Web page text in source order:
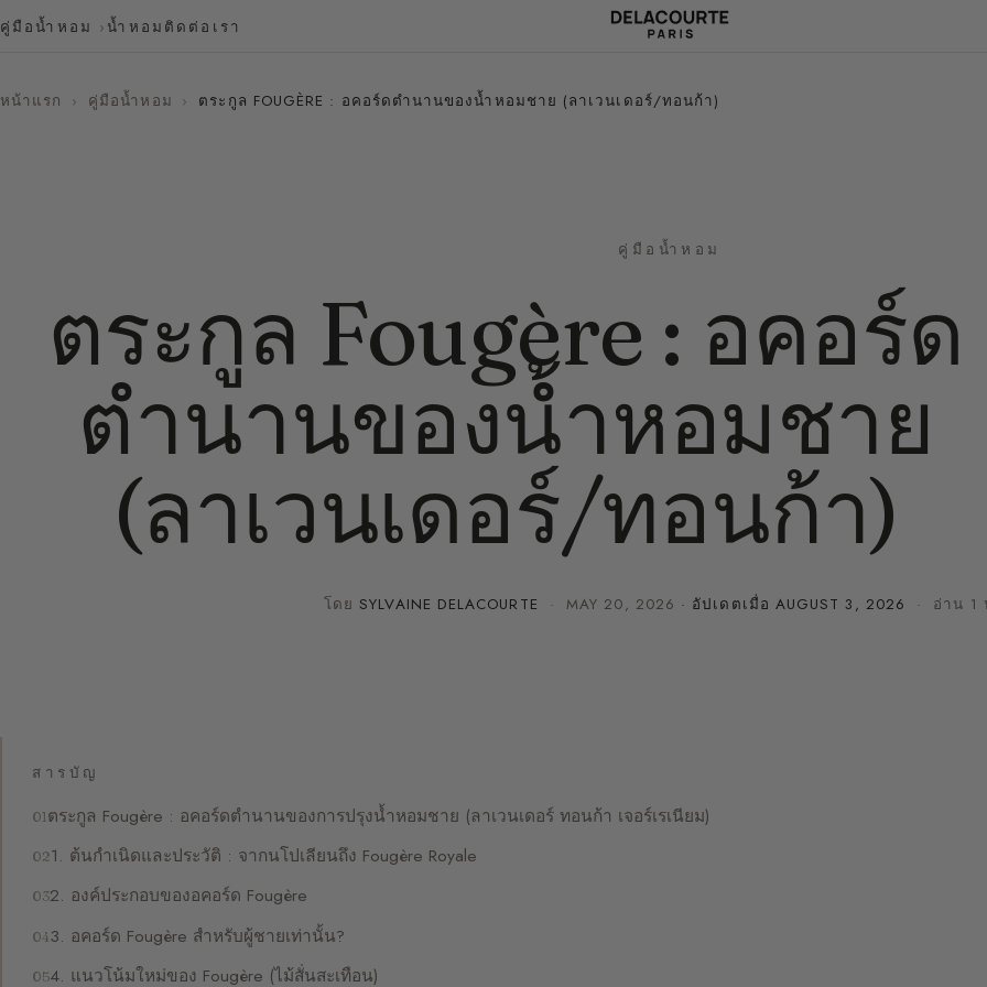
คู่มือน้ำหอม น้ำหอม ติดต่อเรา
หน้าแรก › คู่มือน้ำหอม › ตระกูล FOUGÈRE : อคอร์ดตำนานของน้ำหอมชาย (ลาเวนเดอร์/ทอนก้า)
คู่มือน้ำหอม
ตระกูล Fougère : อคอร์ด
ตำนานของน้ำหอมชาย
(ลาเวนเดอร์/ทอนก้า)
โดย SYLVAINE DELACOURTE ·MAY 20, 2026 · อัปเดตเมื่อ AUGUST 3, 2026 · อ่าน 1
สารบัญ
ตระกูล Fougère : อคอร์ดตำนานของการปรุงน้ำหอมชาย (ลาเวนเดอร์ ทอนก้า เจอร์เรเนียม)
1. ต้นกำเนิดและประวัติ : จากนโปเลียนถึง Fougère Royale
2. องค์ประกอบของอคอร์ด Fougère
3. อคอร์ด Fougère สำหรับผู้ชายเท่านั้น?
4. แนวโน้มใหม่ของ Fougère (ไม้สั่นสะเทือน)